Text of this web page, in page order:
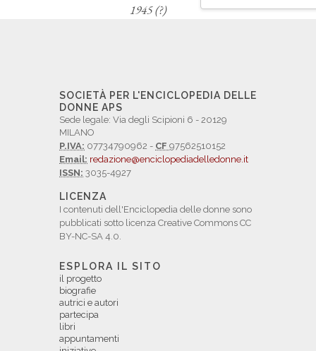
1945 (?)
SOCIETÀ PER L'ENCICLOPEDIA DELLE
DONNE APS
Sede legale: Via degli Scipioni 6 - 20129
MILANO
P.IVA: 07734790962 - CF 97562510152
Email: redazione@enciclopediadelledonne.it
ISSN: 3035-4927
LICENZA
I contenuti dell'Enciclopedia delle donne sono
pubblicati sotto licenza Creative Commons CC
BY-NC-SA 4.0.
ESPLORA IL SITO
il progetto
biografie
autrici e autori
partecipa
libri
appuntamenti